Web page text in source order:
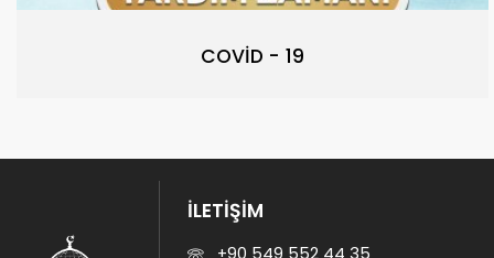
COVİD - 19
İLETİŞİM